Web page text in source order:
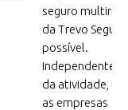
seguro
da Trevo
possível.
da atividade,
as empresas